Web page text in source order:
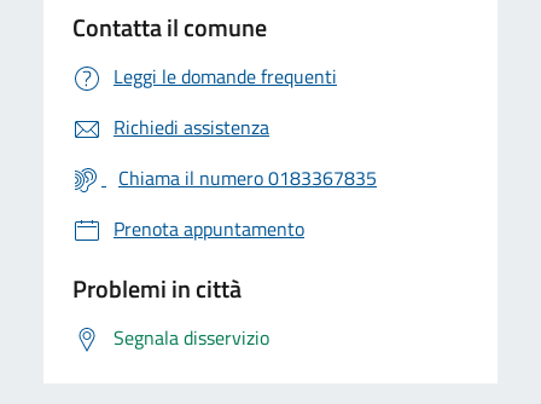
Contatta il comune
Leggi le domande frequenti
Richiedi assistenza
Chiama il numero 0183367835
Prenota appuntamento
Problemi in città
Segnala disservizio